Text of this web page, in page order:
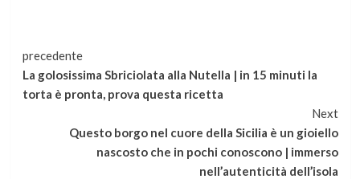
Continua
a
leggere
precedente
La golosissima Sbriciolata alla Nutella | in 15 minuti la
torta è pronta, prova questa ricetta
Next
Questo borgo nel cuore della Sicilia è un gioiello
nascosto che in pochi conoscono | immerso
nell’autenticità dell’isola